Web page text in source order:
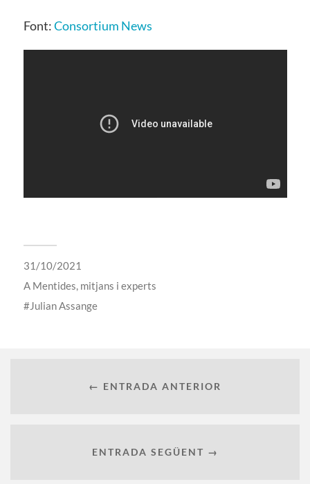
Font:Consortium News
31/10/2021
A Mentides, mitjans i experts
Julian Assange
← ENTRADA ANTERIOR
ENTRADA SEGÜENT →